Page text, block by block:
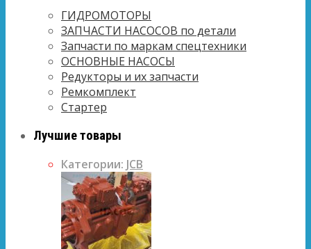
ГИДРОМОТОРЫ
ЗАПЧАСТИ НАСОСОВ по детали
Запчасти по маркам спецтехники
ОСНОВНЫЕ НАСОСЫ
Редукторы и их запчасти
Ремкомплект
Стартер
Лучшие товары
Категории: JCB